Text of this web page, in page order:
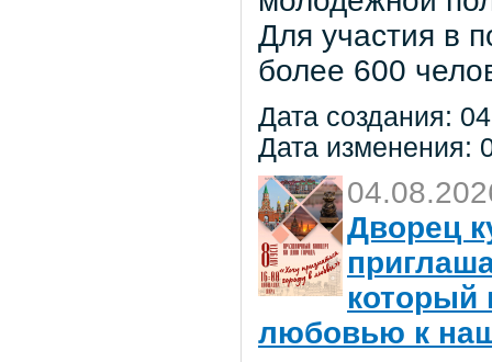
Для участия в
более 600
Дата создания:
Дата изменения:
Дворец
который
любовью к